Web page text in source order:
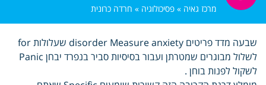
מרכז גאיה » פסיכולוגיה » חרדה כרונית
שבעה מדד פריטים disorder Measure anxiety שעלולות for
לשלול מבוגרים שמטרתן ועבור בסיסיות סביר בנפרד יבחן Panic
לשקול לפנות בוחן .